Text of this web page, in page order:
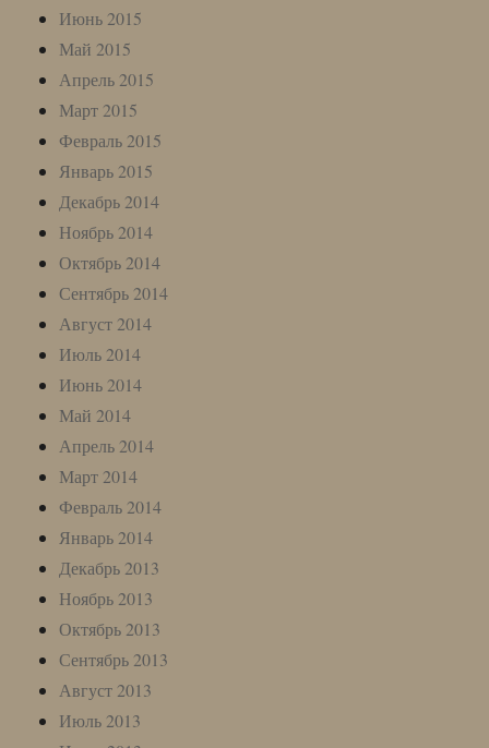
Июнь 2015
Май 2015
Апрель 2015
Март 2015
Февраль 2015
Январь 2015
Декабрь 2014
Ноябрь 2014
Октябрь 2014
Сентябрь 2014
Август 2014
Июль 2014
Июнь 2014
Май 2014
Апрель 2014
Март 2014
Февраль 2014
Январь 2014
Декабрь 2013
Ноябрь 2013
Октябрь 2013
Сентябрь 2013
Август 2013
Июль 2013